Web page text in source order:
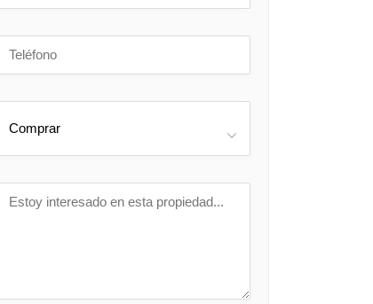
Comprar